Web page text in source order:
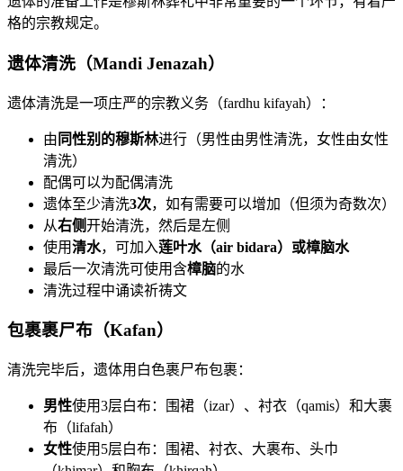
格的宗教规定。
遗体清洗（Mandi Jenazah）
遗体清洗是一项庄严的宗教义务（fardhu kifayah）：
由 同性别的穆斯林进行（男性由男性清洗，女性由女性
清洗）
配偶可以为配偶清洗
遗体至少清洗3次，如有需要可以增加（但须为奇数次）
从右侧开始清洗，然后是左侧
使用清水，可加入莲叶水（air bidara） 或樟脑水
最后一次清洗可使用含樟脑的水
清洗过程中诵读祈祷文
包裹裹尸布（Kafan）
清洗完毕后，遗体用白色裹尸布包裹：
男性使用3层白布：围裙（izar）、衬衣（qamis）和大裹
布（lifafah）
女性使用5层白布：围裙、衬衣、大裹布、头巾